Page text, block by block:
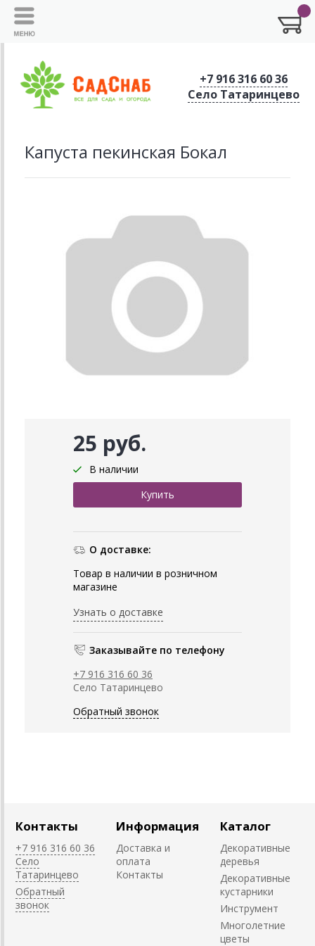
+7 916 316 60 36
Село Татаринцево
Капуста пекинская Бокал
25 руб.
В наличии
О доставке:
Товар в наличии в розничном
магазине
Узнать о доставке
Заказывайте по телефону
+7 916 316 60 36
Село Татаринцево
Обратный звонок
Контакты
+7 916 316 60 36
Село
Татаринцево
Обратный
звонок
Информация
Доставка и
оплата
Контакты
Каталог
Декоративные
деревья
Декоративные
кустарники
Инструмент
Многолетние
цветы